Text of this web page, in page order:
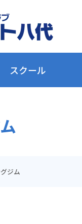
スクール
ジム